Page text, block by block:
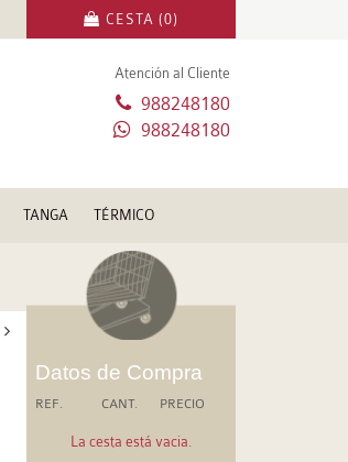
CESTA (0)
Atención al Cliente
988248180
988248180
TANGA TÉRMICO
Datos de Compra
REF. CANT. PRECIO
La cesta está vacia.